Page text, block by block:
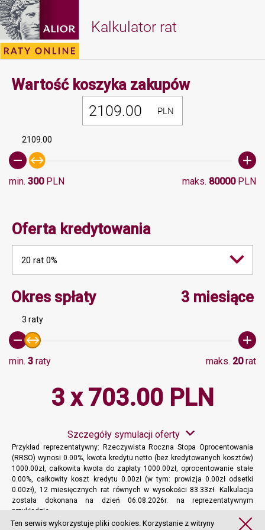
Kalkulator rat
Wartość koszyka zakupówMinimalna
PLN
2109.00
min. 300PLN maks. 80000PLN
Oferta kredytowania
20 rat 0%
Okres spłatyMinimalna wartość 3,
3 miesiące
3 raty
min. 3 raty maks. 20rat
3 x 703.00 PLN
Szczegóły symulacji oferty
Przykład reprezentatywny: Rzeczywista Roczna Stopa Oprocentowania
(RRSO) wynosi 0.00%, kwota kredytu netto (bez kredytowanych kosztów)
1000.00zł, całkowita kwota do zapłaty 1000.00zł, oprocentowanie stałe
0.00%, całkowity koszt kredytu 0.00zł (w tym: prowizja 0.00zł odsetki
0.00zł), 12 miesięcznych rat równych w wysokości 83.33zł. Kalkulacja
została dokonana na dzień 06.08.2026r. na reprezentatywnym
przykładzie.
Więcej informacji
Ten serwis wykorzystuje pliki cookies. Korzystanie z witryny